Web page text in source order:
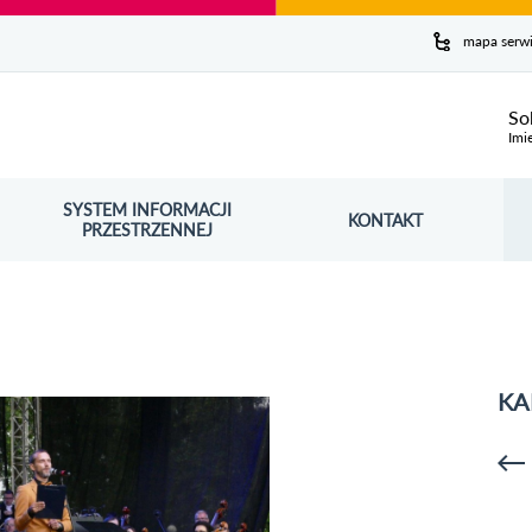
mapa
SYSTEM INFORMACJI
PRZESTRZENNEJ
OTWORZY SIĘ W NOWYM OKNIE KONTAKT